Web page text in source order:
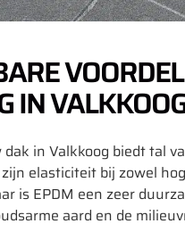
IN
dak in Valkkoog biedt tal
elasticiteit bij zowel
is EPDM een zeer
aard en de